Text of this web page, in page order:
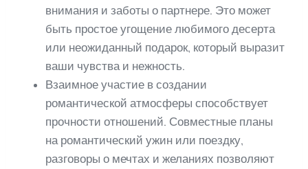
внимания и заботы о партнере. Это может
быть простое угощение любимого десерта
или неожиданный подарок, который выразит
ваши чувства и нежность.
Взаимное участие в создании
романтической атмосферы способствует
прочности отношений. Совместные планы
на романтический ужин или поездку,
разговоры о мечтах и желаниях позволяют